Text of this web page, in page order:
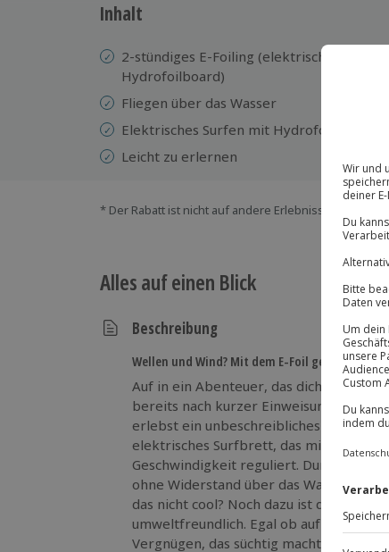
Inhalt
2-stündiges E-Foiling (elektrisches
Hydrofoilboard)
Fliegen über das Wasser
Elektrisches Surfen mit Hydrofoil
Leicht zu erlernen
* Der Rabatt ist nicht auf andere Erlebnisse bei der
Alles auf einen Blick
Beschreibung
Wellen und Wind? Mit dem E-Foil geht´s auch
Auf in ein Abenteuer, das dich abheben
bereits nach kurzer Einweisungszeit
erlebst ein unbeschreibliches Gefühl
elektrisches Surfbrett, das mit einer
Geschwindigkeit reguliert.
ohne Widerstand über das Wasser. Und
das nicht cool? Noch dazu ist das eFoil
umweltfreundlich. Egal ob auf dem
Vergnügen, das süchtig macht.